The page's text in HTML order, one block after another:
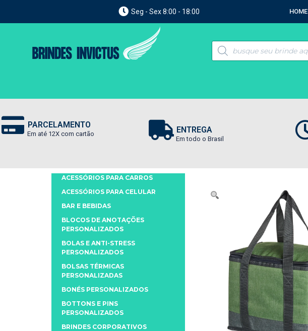
Seg - Sex 8:00 - 18:00 HOME
PARCELAMENTO
Em até 12X com cartão ENTREGA
Em todo o Brasil
ACESSÓRIOS PARA CARROS
ACESSÓRIOS PARA CELULAR
BAR E BEBIDAS
BLOCOS DE ANOTAÇÕES
PERSONALIZADOS
BOLAS E ANTI-STRESS
PERSONALIZADOS
BOLSAS TÉRMICAS
PERSONALIZADAS
BONÉS PERSONALIZADOS
BOTTONS E PINS
PERSONALIZADOS
BRINDES CORPORATIVOS